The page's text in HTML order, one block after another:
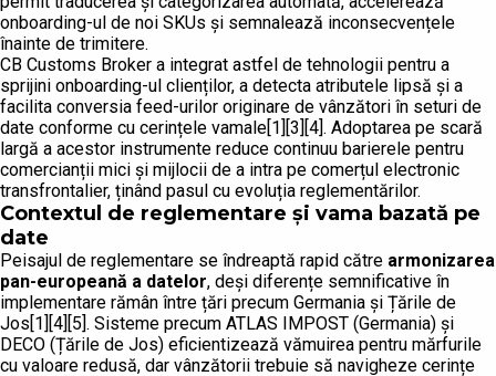
onboarding-ul de noi SKUs și semnalează inconsecvențele
înainte de trimitere.
CB Customs Broker a integrat astfel de tehnologii pentru a
sprijini onboarding-ul clienților, a detecta atributele lipsă și a
facilita conversia feed-urilor originare de vânzători în seturi de
date conforme cu cerințele vamale[1][3][4]. Adoptarea pe scară
largă a acestor instrumente reduce continuu barierele pentru
comercianții mici și mijlocii de a intra pe comerțul electronic
transfrontalier, ținând pasul cu evoluția reglementărilor.
Contextul de reglementare și vama bazată pe
date
Peisajul de reglementare se îndreaptă rapid către armonizarea
pan-europeană a datelor, deși diferențe semnificative în
implementare rămân între țări precum Germania și Țările de
Jos[1][4][5]. Sisteme precum ATLAS IMPOST (Germania) și
DECO (Țările de Jos) eficientizează vămuirea pentru mărfurile
cu valoare redusă, dar vânzătorii trebuie să navigheze cerințe